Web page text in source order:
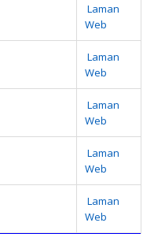
Laman
Web
Laman
Web
Laman
Web
Laman
Web
Laman
Web